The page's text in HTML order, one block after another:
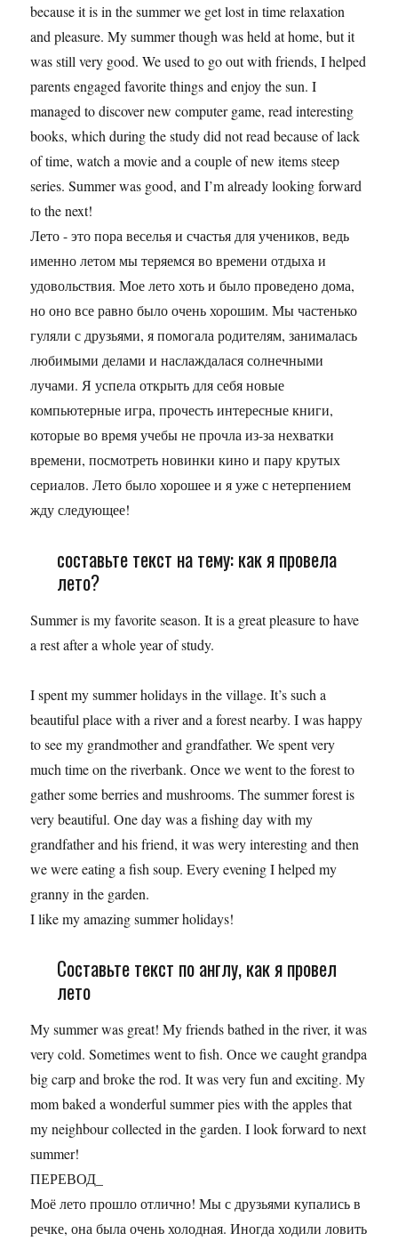
because it is in the summer we get lost in time relaxation
and pleasure. My summer though was held at home, but it
was still very good. We used to go out with friends, I helped
parents engaged favorite things and enjoy the sun. I
managed to discover new computer game, read interesting
books, which during the study did not read because of lack
of time, watch a movie and a couple of new items steep
series. Summer was good, and I’m already looking forward
to the next!
Лето - это пора веселья и счастья для учеников, ведь
именно летом мы теряемся во времени отдыха и
удовольствия. Мое лето хоть и было проведено дома,
но оно все равно было очень хорошим. Мы частенько
гуляли с друзьями, я помогала родителям, занималась
любимыми делами и наслаждалася солнечными
лучами. Я успела открыть для себя новые
компьютерные игра, прочесть интересные книги,
которые во время учебы не прочла из-за нехватки
времени, посмотреть новинки кино и пару крутых
сериалов. Лето было хорошее и я уже с нетерпением
жду следующее!
составьте текст на тему: как я провела
лето?
Summer is my favorite season. It is a great pleasure to have
a rest after a whole year of study.
I spent my summer holidays in the village. It’s such a
beautiful place with a river and a forest nearby. I was happy
to see my grandmother and grandfather. We spent very
much time on the riverbank. Once we went to the forest to
gather some berries and mushrooms. The summer forest is
very beautiful. One day was a fishing day with my
grandfather and his friend, it was wery interesting and then
we were eating a fish soup. Every evening I helped my
granny in the garden.
I like my amazing summer holidays!
Составьте текст по англу, как я провел
лето
My summer was great! My friends bathed in the river, it was
very cold. Sometimes went to fish. Once we caught grandpa
big carp and broke the rod. It was very fun and exciting. My
mom baked a wonderful summer pies with the apples that
my neighbour collected in the garden. I look forward to next
summer!
ПЕРЕВОД_
Моё лето прошло отлично! Мы с друзьями купались в
речке, она была очень холодная. Иногда ходили ловить